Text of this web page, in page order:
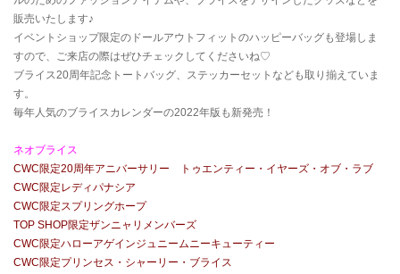
販売いたします♪
イベントショップ限定のドールアウトフィットのハッピーバッグも登場しま
すので、ご来店の際はぜひチェックしてくださいね♡
ブライス20周年記念トートバッグ、ステッカーセットなども取り揃えていま
す。
毎年人気のブライスカレンダーの2022年版も新発売！
ネオブライス
CWC限定20周年アニバーサリー トゥエンティー・イヤーズ・オブ・ラブ
CWC限定レディパナシア
CWC限定スプリングホープ
TOP SHOP限定ザンニャリメンバーズ
CWC限定ハローアゲインジュニームニーキューティー
CWC限定プリンセス・シャーリー・ブライス